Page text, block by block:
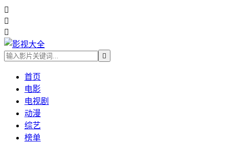




首页
电影
电视剧
动漫
综艺
榜单